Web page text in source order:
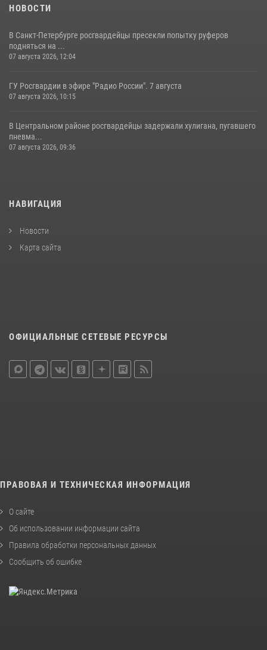
НОВОСТИ
В Санкт-Петербурге росгвардейцы пресекли попытку руферов
подняться на ...
07 августа 2026, 12:04
ГУ Росгвардии в эфире "Радио России". 7 августа
07 августа 2026, 10:15
В Центральном районе росгвардейцы задержали хулигана, пугавшего
пневма...
07 августа 2026, 09:36
НАВИГАЦИЯ
Новости
Карта сайта
ОФИЦИАЛЬНЫЕ СЕТЕВЫЕ РЕСУРСЫ
ПРАВОВАЯ И ТЕХНИЧЕСКАЯ ИНФОРМАЦИЯ
О сайте
Об использовании информации сайта
Правила обработки персональных данных
Сообщить об ошибке